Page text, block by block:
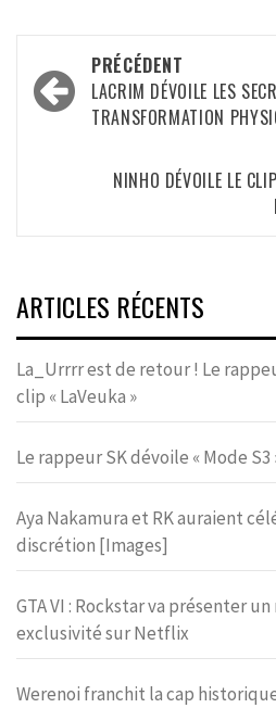
Navigation
d’article
PRÉCÉDENT
LACRIM DÉVOILE LES
TRANSFORMATION
NINHO DÉVOILE LE
ARTICLES RÉCENTS
La_Urrrr est de retour ! Le
clip « LaVeuka »
Le rappeur SK dévoile « Mode
Aya Nakamura et RK auraient
discrétion [Images]
GTA VI : Rockstar va présenter
exclusivité sur Netflix
Werenoi franchit la cap